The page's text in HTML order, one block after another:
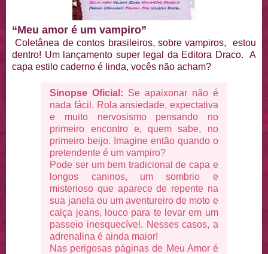
“Meu amor é um vampiro”
Coletânea de contos brasileiros, sobre vampiros, estou
dentro! Um lançamento super legal da Editora Draco. A
capa estilo caderno é linda, vocês não acham?
Sinopse Oficial: Se apaixonar não é
nada fácil. Rola ansiedade, expectativa
e muito nervosismo pensando no
primeiro encontro e, quem sabe, no
primeiro beijo. Imagine então quando o
pretendente é um vampiro?
Pode ser um bem tradicional de capa e
longos caninos, um sombrio e
misterioso que aparece de repente na
sua janela ou um aventureiro de moto e
calça jeans, louco para te levar em um
passeio inesquecível. Nesses casos, a
adrenalina é ainda maior!
Nas perigosas páginas de Meu Amor é